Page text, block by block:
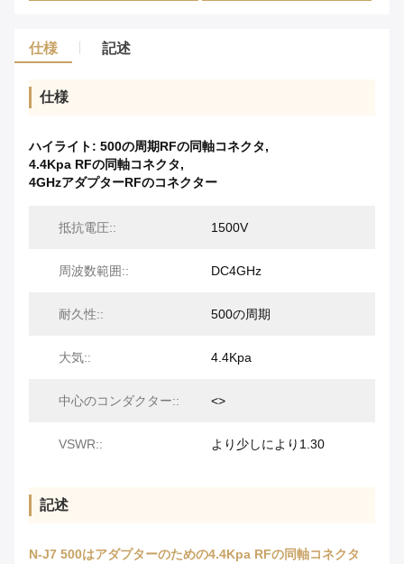
仕様 記述
仕様
ハイライト: 500の周期RFの同軸コネクタ,
4.4Kpa RFの同軸コネクタ,
4GHzアダプターRFのコネクター
抵抗電圧:: 1500V
周波数範囲:: DC4GHz
耐久性:: 500の周期
大気:: 4.4Kpa
中心のコンダクター:: <>
VSWR:: より少しにより1.30
記述
N-J7 500はアダプターのための4.4Kpa RFの同軸コネクタ